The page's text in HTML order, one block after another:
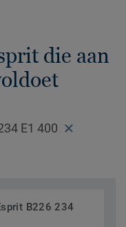
die aan
E1 400
B226 234